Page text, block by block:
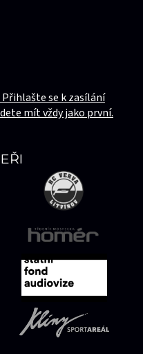
se k zasílání
mít vždy jako první.